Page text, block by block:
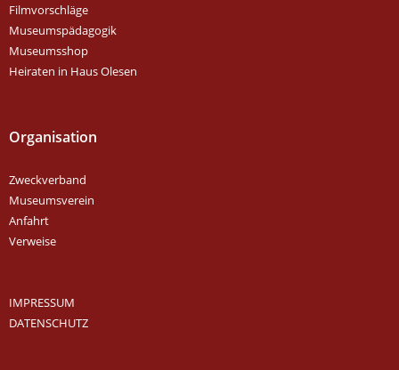
Filmvorschläge
Museumspädagogik
Museumsshop
Heiraten in Haus Olesen
Organisation
Zweckverband
Museumsverein
Anfahrt
Verweise
IMPRESSUM
DATENSCHUTZ